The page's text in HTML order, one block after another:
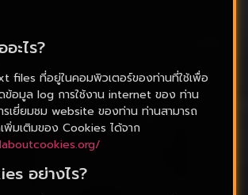
ะไร?
files ที่อยู่ในคอมพิวเตอร์ของท่านที่ใช้เพื่อ
ข้อมูล log การใช้งาน internet ของ ท่าน
เยี่ยมชม website ของท่าน ท่านสามารถ
พิ่มเติมของ Cookies ได้จาก
อย่างไร?